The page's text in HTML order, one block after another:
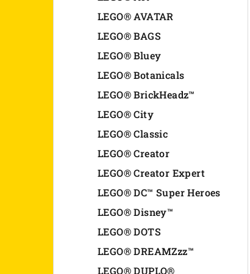
LEGO® AVATAR
LEGO® BAGS
LEGO® Bluey
LEGO® Botanicals
LEGO® BrickHeadz™
LEGO® City
LEGO® Classic
LEGO® Creator
LEGO® Creator Expert
LEGO® DC™ Super Heroes
LEGO® Disney™
LEGO® DOTS
LEGO® DREAMZzz™
LEGO® DUPLO®